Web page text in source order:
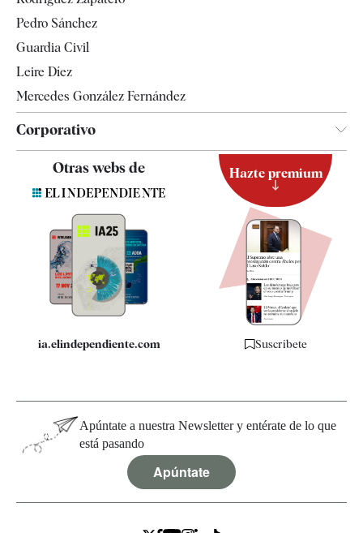
Televisión
Pedro Sánchez
Guardia Civil
Leire Díez
Mercedes González Fernández
Corporativo
Contacto
Quiénes somos
Especificaciones
Otras webs de
ia.elindependiente.com
Hazte premium
Suscríbete
Apúntate a nuestra Newsletter y entérate de lo que
está pasando
Apúntate